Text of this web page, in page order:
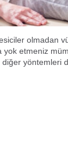
olmadan
yok etmeniz
diğer yöntemleri